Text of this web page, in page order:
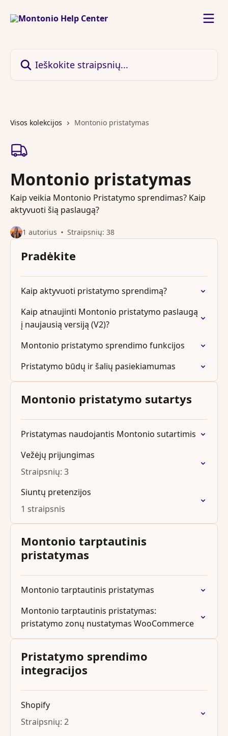
Visos kolekcijos Montonio pristatymas
Montonio pristatymas
Kaip veikia Montonio Pristatymo sprendimas? Kaip
aktyvuoti šią paslaugą?
1 autorius Straipsnių: 38
Pradėkite
Kaip aktyvuoti pristatymo sprendimą?
Kaip atnaujinti Montonio pristatymo paslaugą
į naujausią versiją (V2)?
Montonio pristatymo sprendimo funkcijos
Pristatymo būdų ir šalių pasiekiamumas
Montonio pristatymo sutartys
Pristatymas naudojantis Montonio sutartimis
Vežėjų prijungimas
Straipsnių: 3
Siuntų pretenzijos
1 straipsnis
Montonio tarptautinis
pristatymas
Montonio tarptautinis pristatymas
Montonio tarptautinis pristatymas:
pristatymo zonų nustatymas WooCommerce
Pristatymo sprendimo
integracijos
Shopify
Straipsnių: 2